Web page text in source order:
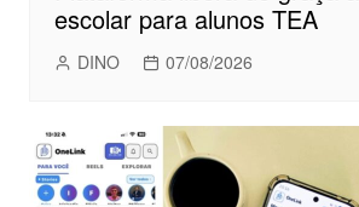
escolar para alunos TEA
DINO 07/08/2026